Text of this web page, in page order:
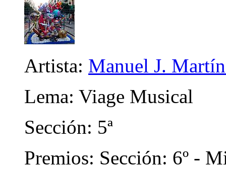
Artista: Manuel J.
Lema: Viage Musical
Sección: 5ª
Premios: Sección: 6º -